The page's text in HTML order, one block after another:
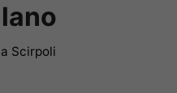
Scirpoli